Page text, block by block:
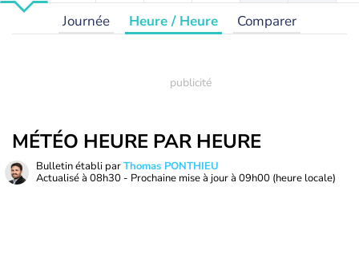
Journée Heure / Heure Comparer
MÉTÉO HEURE PAR HEURE
Bulletin établi parThomas PONTHIEU
Actualisé à 08h30 - Prochaine mise à jour à 09h00 (heure locale)